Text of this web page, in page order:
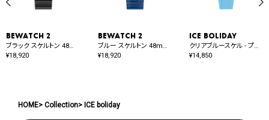
BEWATCH 2
ブラック スケルトン 48mm オート
¥18,920
BEWATCH 2
ブルー スケルトン 48mm オート
¥18,920
ICE boliday
クリアブルースケル - プラスチック - ミディアム - MT
¥14,850
HOME Collection ICE boliday